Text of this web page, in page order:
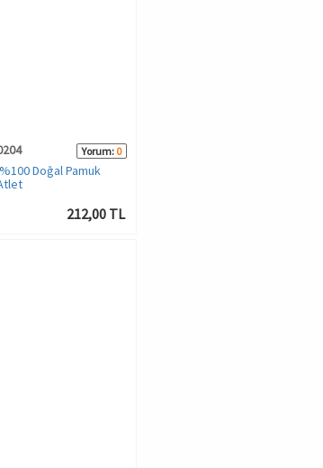
Yorum: 0
Doğal Pamuk
212,00 TL